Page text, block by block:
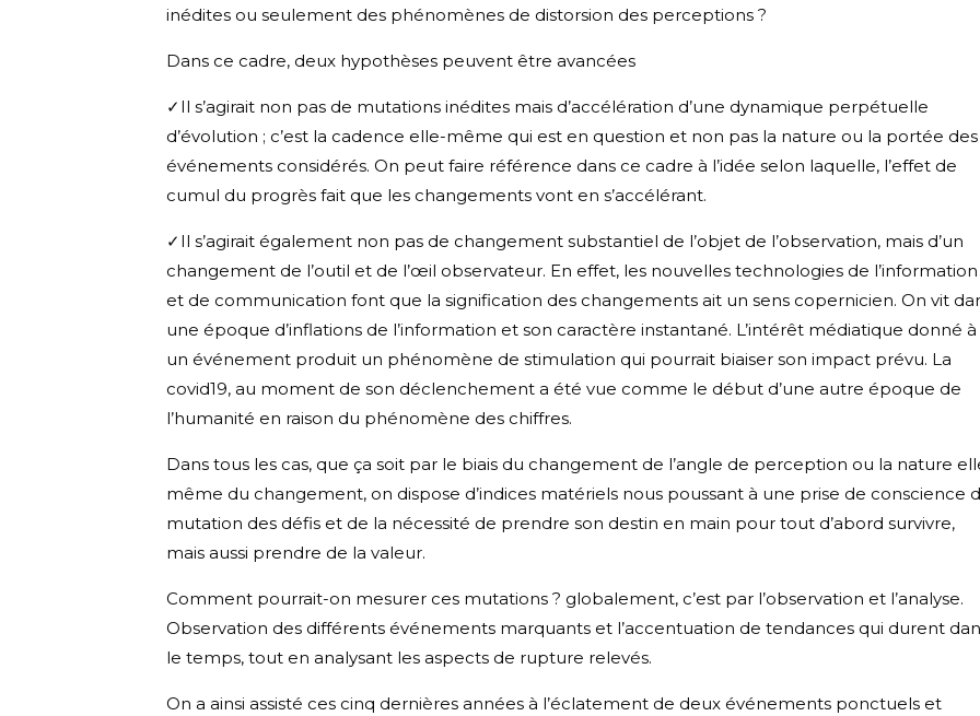
inédites ou seulement des phénomènes de distorsion des perceptions ?
Dans ce cadre, deux hypothèses peuvent être avancées
✓Il s’agirait non pas de mutations inédites mais d’accélération d’une dynamique perpétuelle
d’évolution ; c’est la cadence elle-même qui est en question et non pas la nature ou la portée des
événements considérés. On peut faire référence dans ce cadre à l’idée selon laquelle, l’effet de
cumul du progrès fait que les changements vont en s’accélérant.
✓Il s’agirait également non pas de changement substantiel de l’objet de l’observation, mais d’un
changement de l’outil et de l’œil observateur. En effet, les nouvelles technologies de l’information
et de communication font que la signification des changements ait un sens copernicien. On vit
une époque d’inflations de l’information et son caractère instantané. L’intérêt médiatique donné à
un événement produit un phénomène de stimulation qui pourrait biaiser son impact prévu. La
covid19, au moment de son déclenchement a été vue comme le début d’une autre époque de
l’humanité en raison du phénomène des chiffres.
Dans tous les cas, que ça soit par le biais du changement de l’angle de perception ou la nature
même du changement, on dispose d’indices matériels nous poussant à une prise de conscience
mutation des défis et de la nécessité de prendre son destin en main pour tout d’abord survivre,
mais aussi prendre de la valeur.
Comment pourrait-on mesurer ces mutations ? globalement, c’est par l’observation et l’analyse.
Observation des différents événements marquants et l’accentuation de tendances qui durent
le temps, tout en analysant les aspects de rupture relevés.
On a ainsi assisté ces cinq dernières années à l’éclatement de deux événements ponctuels et